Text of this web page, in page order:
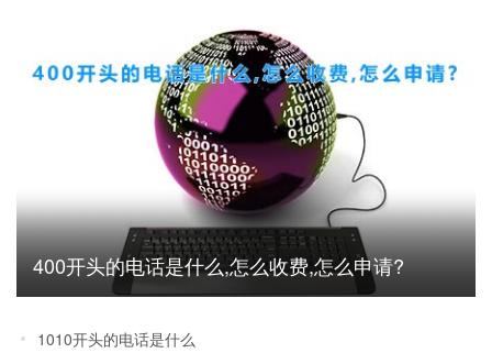
400开头的电话是什么,怎么收费,怎么申请?
1010开头的电话是什么